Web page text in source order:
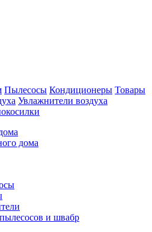
Пылесосы Кондиционеры Товары
Увлажнители воздуха
дома
и швабр